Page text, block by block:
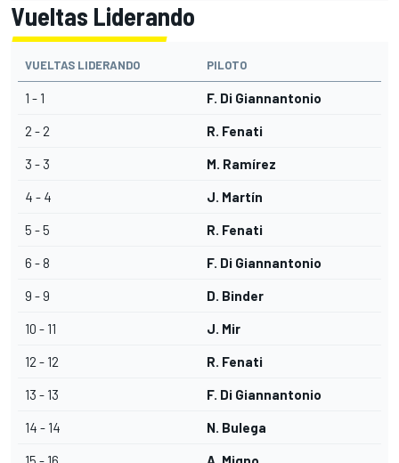
Vueltas Liderando
VUELTAS LIDERANDO PILOTO
1 - 1 F. Di Giannantonio
2 - 2 R. Fenati
3 - 3 M. Ramírez
4 - 4 J. Martín
5 - 5 R. Fenati
6 - 8 F. Di Giannantonio
9 - 9 D. Binder
10 - 11 J. Mir
12 - 12 R. Fenati
13 - 13 F. Di Giannantonio
14 - 14 N. Bulega